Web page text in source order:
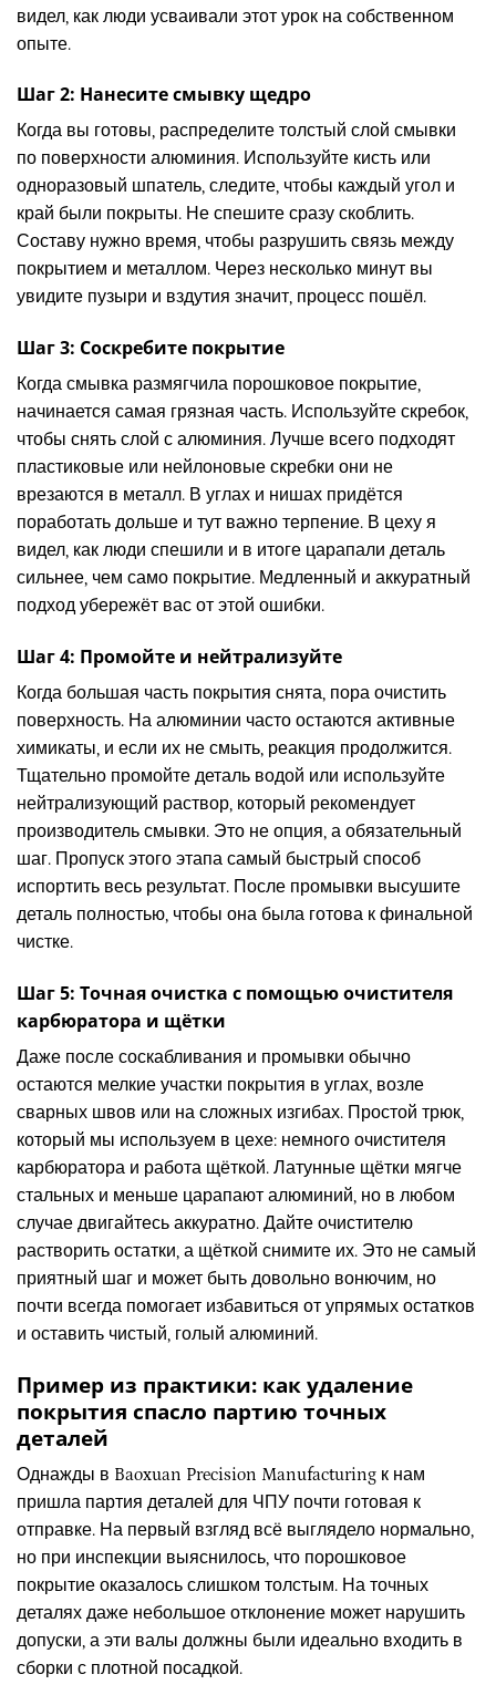
видел, как люди усваивали этот урок на собственном
опыте.
Шаг 2: Нанесите смывку щедро
Когда вы готовы, распределите толстый слой смывки
по поверхности алюминия. Используйте кисть или
одноразовый шпатель, следите, чтобы каждый угол и
край были покрыты. Не спешите сразу скоблить.
Составу нужно время, чтобы разрушить связь между
покрытием и металлом. Через несколько минут вы
увидите пузыри и вздутия значит, процесс пошёл.
Шаг 3: Соскребите покрытие
Когда смывка размягчила порошковое покрытие,
начинается самая грязная часть. Используйте скребок,
чтобы снять слой с алюминия. Лучше всего подходят
пластиковые или нейлоновые скребки они не
врезаются в металл. В углах и нишах придётся
поработать дольше и тут важно терпение. В цеху я
видел, как люди спешили и в итоге царапали деталь
сильнее, чем само покрытие. Медленный и аккуратный
подход убережёт вас от этой ошибки.
Шаг 4: Промойте и нейтрализуйте
Когда большая часть покрытия снята, пора очистить
поверхность. На алюминии часто остаются активные
химикаты, и если их не смыть, реакция продолжится.
Тщательно промойте деталь водой или используйте
нейтрализующий раствор, который рекомендует
производитель смывки. Это не опция, а обязательный
шаг. Пропуск этого этапа самый быстрый способ
испортить весь результат. После промывки высушите
деталь полностью, чтобы она была готова к финальной
чистке.
Шаг 5: Точная очистка с помощью очистителя
карбюратора и щётки
Даже после соскабливания и промывки обычно
остаются мелкие участки покрытия в углах, возле
сварных швов или на сложных изгибах. Простой трюк,
который мы используем в цехе: немного очистителя
карбюратора и работа щёткой. Латунные щётки мягче
стальных и меньше царапают алюминий, но в любом
случае двигайтесь аккуратно. Дайте очистителю
растворить остатки, а щёткой снимите их. Это не самый
приятный шаг и может быть довольно вонючим, но
почти всегда помогает избавиться от упрямых остатков
и оставить чистый, голый алюминий.
Пример из практики: как удаление
покрытия спасло партию точных
деталей
Однажды в Baoxuan Precision Manufacturing к нам
пришла партия деталей для ЧПУ почти готовая к
отправке. На первый взгляд всё выглядело нормально,
но при инспекции выяснилось, что порошковое
покрытие оказалось слишком толстым. На точных
деталях даже небольшое отклонение может нарушить
допуски, а эти валы должны были идеально входить в
сборки с плотной посадкой.